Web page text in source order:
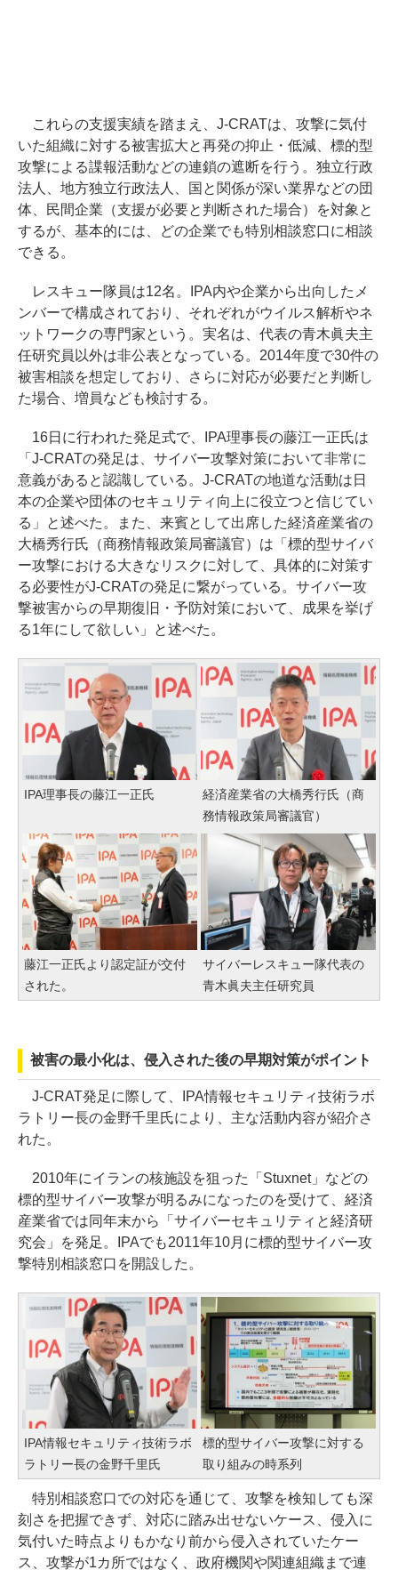
これらの支援実績を踏まえ、J-CRATは、攻撃に気付
いた組織に対する被害拡大と再発の抑止・低減、標的型
攻撃による諜報活動などの連鎖の遮断を行う。独立行政
法人、地方独立行政法人、国と関係が深い業界などの団
体、民間企業（支援が必要と判断された場合）を対象と
するが、基本的には、どの企業でも特別相談窓口に相談
できる。
レスキュー隊員は12名。IPA内や企業から出向したメ
ンバーで構成されており、それぞれがウイルス解析やネ
ットワークの専門家という。実名は、代表の青木眞夫主
任研究員以外は非公表となっている。2014年度で30件の
被害相談を想定しており、さらに対応が必要だと判断し
た場合、増員なども検討する。
16日に行われた発足式で、IPA理事長の藤江一正氏は
「J-CRATの発足は、サイバー攻撃対策において非常に
意義があると認識している。J-CRATの地道な活動は日
本の企業や団体のセキュリティ向上に役立つと信じてい
る」と述べた。また、来賓として出席した経済産業省の
大橋秀行氏（商務情報政策局審議官）は「標的型サイバ
ー攻撃における大きなリスクに対して、具体的に対策す
る必要性がJ-CRATの発足に繋がっている。サイバー攻
撃被害からの早期復旧・予防対策において、成果を挙げ
る1年にして欲しい」と述べた。
IPA理事長の藤江一正氏
経済産業省の大橋秀行氏（商
務情報政策局審議官）
藤江一正氏より認定証が交付
された。
サイバーレスキュー隊代表の
青木眞夫主任研究員
被害の最小化は、侵入された後の早期対策がポイント
J-CRAT発足に際して、IPA情報セキュリティ技術ラボ
ラトリー長の金野千里氏により、主な活動内容が紹介さ
れた。
2010年にイランの核施設を狙った「Stuxnet」などの
標的型サイバー攻撃が明るみになったのを受けて、経済
産業省では同年末から「サイバーセキュリティと経済研
究会」を発足。IPAでも2011年10月に標的型サイバー攻
撃特別相談窓口を開設した。
IPA情報セキュリティ技術ラボ
ラトリー長の金野千里氏
標的型サイバー攻撃に対する
取り組みの時系列
特別相談窓口での対応を通じて、攻撃を検知しても深
刻さを把握できず、対応に踏み出せないケース、侵入に
気付いた時点よりもかなり前から侵入されていたケー
ス、攻撃が1カ所ではなく、政府機関や関連組織まで連